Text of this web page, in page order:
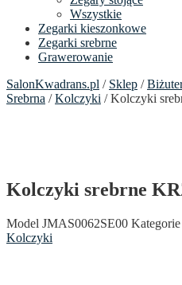
Wszystkie
Zegarki kieszonkowe
Zegarki srebrne
Grawerowanie
SalonKwadrans.pl / Sklep /
Srebrna /Kolczyki / Kolczyki
Kolczyki srebrne
Model JMAS0062SE00 Kategorie
Kolczyki